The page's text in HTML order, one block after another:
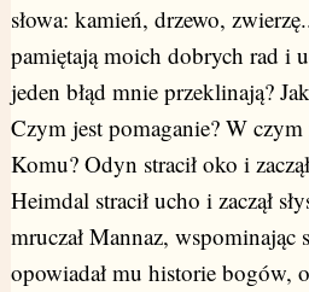
słowa: kamień, drzewo,
pamiętają moich dobrych rad i
jeden błąd mnie przeklinają?
Czym jest pomaganie? W
Komu? Odyn stracił oko i
Heimdal stracił ucho i zaczął
mruczał Mannaz, wspominając
opowiadał mu historie bogów,